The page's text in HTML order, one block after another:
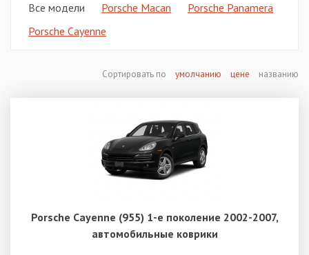
Все модели Porsche Macan
Porsche Panamera
Porsche Cayenne
Сортировать по умолчанию цене названию
Porsche Cayenne (955) 1-е поколение 2002-2007,
автомобильные коврики